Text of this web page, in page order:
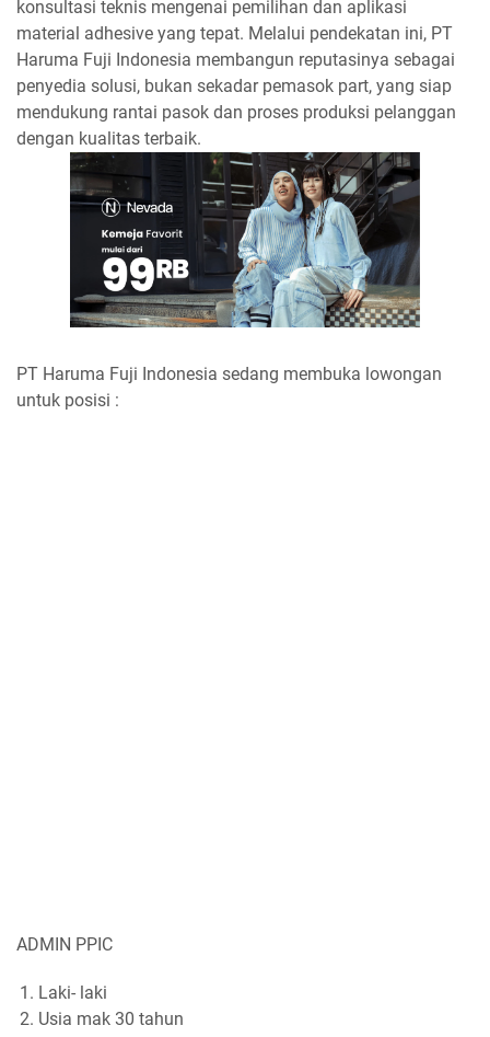
konsultasi teknis mengenai pemilihan dan aplikasi
material adhesive yang tepat. Melalui pendekatan ini, PT
Haruma Fuji Indonesia membangun reputasinya sebagai
penyedia solusi, bukan sekadar pemasok part, yang siap
mendukung rantai pasok dan proses produksi pelanggan
dengan kualitas terbaik.
PT Haruma Fuji Indonesia sedang membuka lowongan
untuk posisi :
ADMIN PPIC
Laki- laki
Usia mak 30 tahun